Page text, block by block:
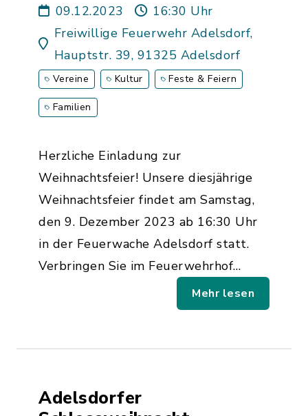
09.12.2023
16:30 Uhr
Freiwillige Feuerwehr Adelsdorf,
Hauptstr. 39, 91325 Adelsdorf
Vereine Kultur Feste & Feiern
Familien
Herzliche Einladung zur
Weihnachtsfeier! Unsere diesjährige
Weihnachtsfeier findet am Samstag,
den 9. Dezember 2023 ab 16:30 Uhr
in der Feuerwache Adelsdorf statt.
Verbringen Sie im Feuerwehrhof…
Mehr lesen
Adelsdorfer